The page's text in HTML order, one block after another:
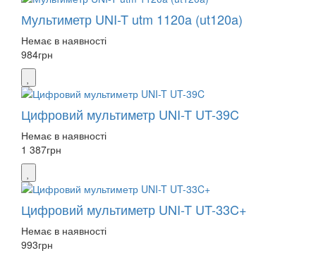
Мультиметр UNI-T utm 1120a (ut120a)
Немає в наявності
984грн
Цифровий мультиметр UNI-T UT-39C
Немає в наявності
1 387грн
Цифровий мультиметр UNI-T UT-33C+
Немає в наявності
993грн